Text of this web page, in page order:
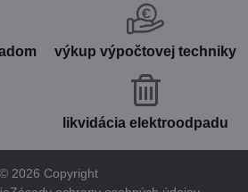
výkup výpočtovej techniky
likvidácia elektroodpadu
© 2026 Copyright